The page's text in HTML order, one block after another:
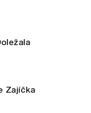
Zajíčka